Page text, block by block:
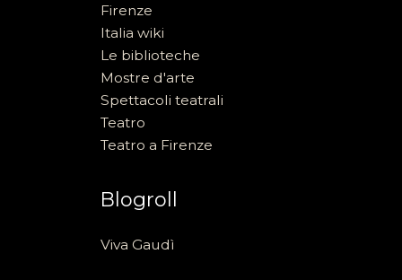
Firenze
Italia wiki
Le biblioteche
Mostre d'arte
Spettacoli teatrali
Teatro
Teatro a Firenze
Blogroll
Viva Gaudì